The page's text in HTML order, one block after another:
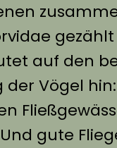
auf den
der Vögel
gute